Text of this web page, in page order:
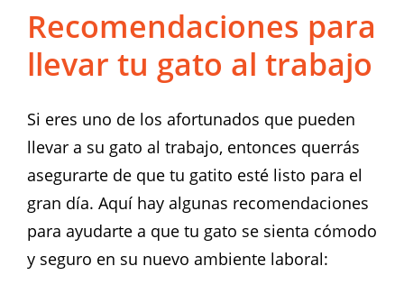
Recomendaciones para
llevar tu gato al trabajo
Si eres uno de los afortunados que pueden
llevar a su gato al trabajo, entonces querrás
asegurarte de que tu gatito esté listo para el
gran día. Aquí hay algunas recomendaciones
para ayudarte a que tu gato se sienta cómodo
y seguro en su nuevo ambiente laboral: